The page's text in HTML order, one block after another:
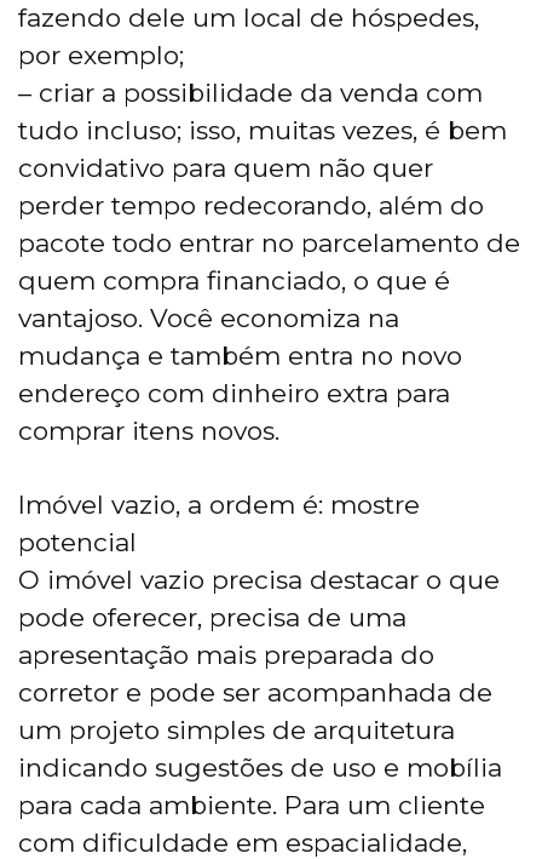
fazendo dele um local de hóspedes,
por exemplo;
– criar a possibilidade da venda com
tudo incluso; isso, muitas vezes, é bem
convidativo para quem não quer
perder tempo redecorando, além do
pacote todo entrar no parcelamento de
quem compra financiado, o que é
vantajoso. Você economiza na
mudança e também entra no novo
endereço com dinheiro extra para
comprar itens novos.
Imóvel vazio, a ordem é: mostre
potencial
O imóvel vazio precisa destacar o que
pode oferecer, precisa de uma
apresentação mais preparada do
corretor e pode ser acompanhada de
um projeto simples de arquitetura
indicando sugestões de uso e mobília
para cada ambiente. Para um cliente
com dificuldade em espacialidade,